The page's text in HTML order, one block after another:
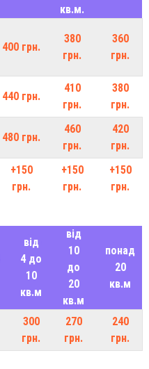
кв.м.
400 грн.
380
грн.
360
грн.
440 грн.
410
грн.
380
грн.
480 грн.
460
грн.
420
грн.
+150
грн.
+150
грн.
+150
грн.
від
4 до
10
кв.м
від
10
до
20
кв.м
понад
20
кв.м
300
грн.
270
грн.
240
грн.